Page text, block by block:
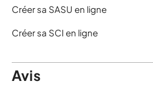
Créer sa SASU en ligne
Créer sa SCI en ligne
Avis